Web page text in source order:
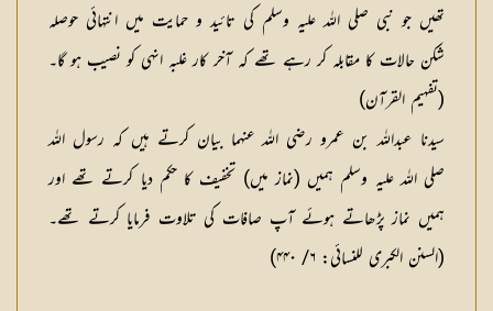
تھیں جو نبی صلی اللہ علیہ وسلم کی تائید و حمایت میں انتہائی حوصلہ
شکن حالات کا مقابلہ کر رہے تھے کہ آخر کار غلبہ انہی کو نصیب ہو گا۔
(تفہیم القرآن)
سیدنا عبداللہ بن عمرو رضی اللہ عنہما بیان کرتے ہیں کہ رسول اللہ
صلی اللہ علیہ وسلم ہمیں (نماز میں) تخفیف کا حکم دیا کرتے تھے اور
ہمیں نماز پڑھاتے ہوئے آپ صافات کی تلاوت فرمایا کرتے تھے۔
(السنن الکبری للنسائی: ۶/ ۴۴۰)